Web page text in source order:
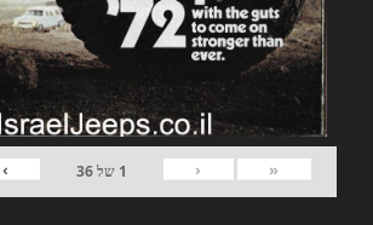
«
‹
1 של36
›